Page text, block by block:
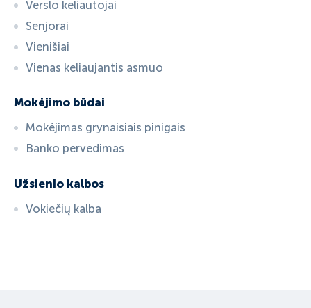
Verslo keliautojai
Senjorai
Vienišiai
Vienas keliaujantis asmuo
Mokėjimo būdai
Mokėjimas grynaisiais pinigais
Banko pervedimas
Užsienio kalbos
Vokiečių kalba